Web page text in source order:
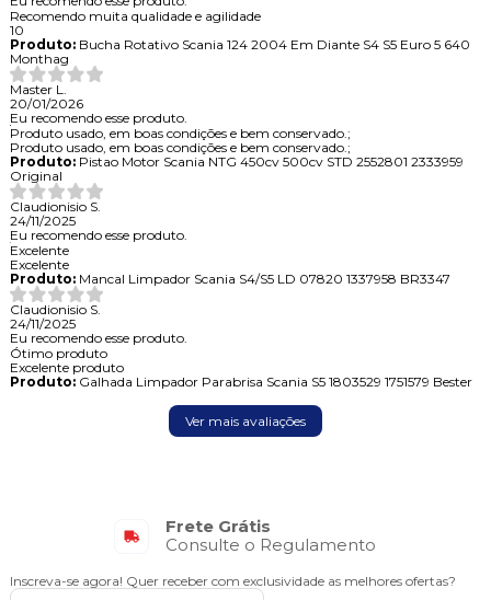
Recomendo muita qualidade e agilidade
10
Produto:Bucha Rotativo Scania 124 2004 Em Diante S4 S5 Euro 5 640
Monthag
Master L.
20/01/2026
Eu recomendo esse produto.
Produto usado, em boas condições e bem conservado.;
Produto usado, em boas condições e bem conservado.;
Produto:Pistao Motor Scania NTG 450cv 500cv STD 2552801 2333959
Original
Claudionisio S.
24/11/2025
Eu recomendo esse produto.
Excelente
Excelente
Produto:Mancal Limpador Scania S4/S5 LD 07820 1337958 BR3347
Claudionisio S.
24/11/2025
Eu recomendo esse produto.
Ótimo produto
Excelente produto
Produto:Galhada Limpador Parabrisa Scania S5 1803529 1751579 Bester
Ver mais avaliações
Frete Grátis
Consulte o Regulamento
Inscreva-se agora! Quer receber com exclusividade as melhores ofertas?